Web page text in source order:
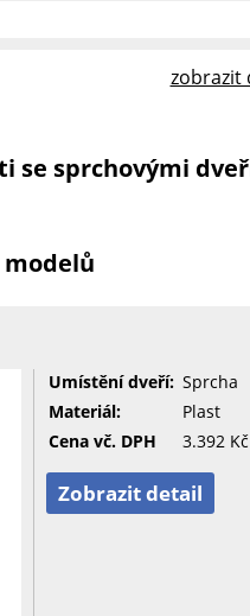
zobrazit
se sprchovými
modelů
Umístění dveří: Sprcha
Materiál:
Plast
Cena vč. DPH
3.392 Kč
Zobrazit detail